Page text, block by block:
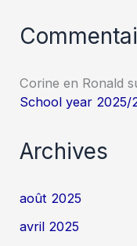
Corine en Ronald
School year 2025/
Archives
août 2025
avril 2025